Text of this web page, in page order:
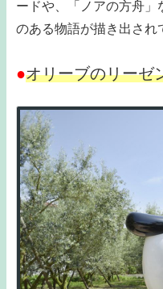
ードや、「ノアの方舟」
のある物語が描き出され
●オリーブのリーゼ